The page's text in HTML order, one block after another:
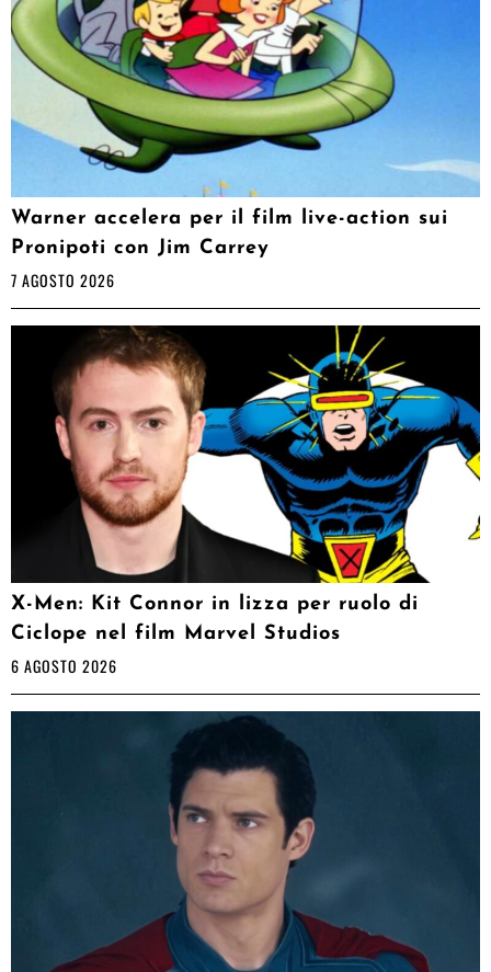
Warner accelera per il film live-action sui
Pronipoti con Jim Carrey
7 AGOSTO 2026
X-Men: Kit Connor in lizza per ruolo di
Ciclope nel film Marvel Studios
6 AGOSTO 2026